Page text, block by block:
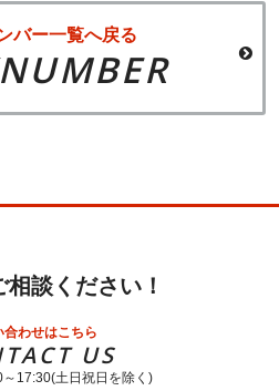
バー一覧へ戻る
談ください！
合わせはこちら
US
17:30(土日祝日を除く)